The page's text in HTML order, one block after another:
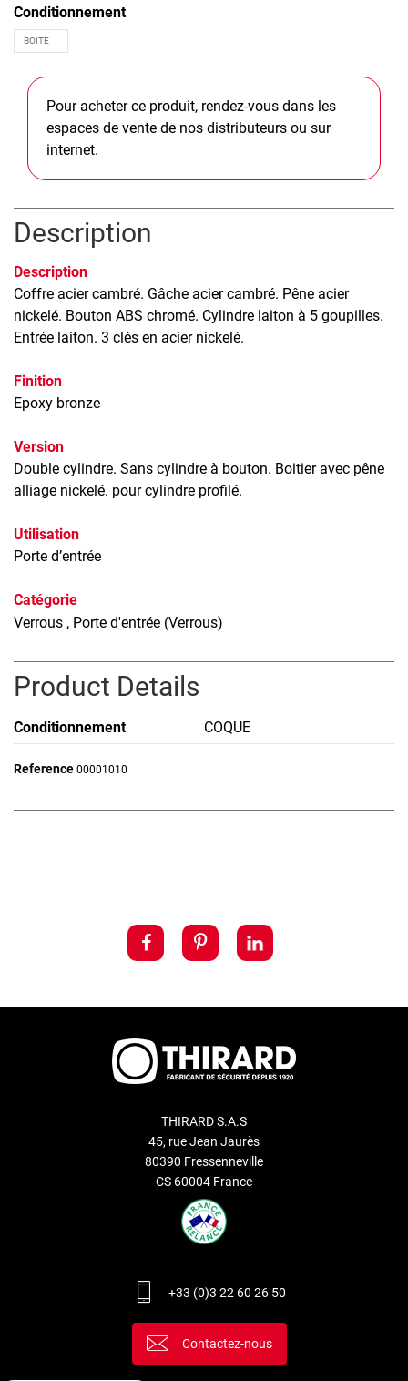
Conditionnement
Pour acheter ce produit, rendez-vous dans les
espaces de vente de nos distributeurs ou sur
internet.
Description
Description
Coffre acier cambré. Gâche acier cambré. Pêne acier
nickelé. Bouton ABS chromé. Cylindre laiton à 5 goupilles.
Entrée laiton. 3 clés en acier nickelé.
Finition
Epoxy bronze
Version
Double cylindre. Sans cylindre à bouton. Boitier avec pêne
alliage nickelé. pour cylindre profilé.
Utilisation
Porte d’entrée
Catégorie
Verrous , Porte d'entrée (Verrous)
Product Details
Conditionnement COQUE
Reference 00001010
THIRARD S.A.S
45, rue Jean Jaurès
80390 Fressenneville
CS 60004 France
+33 (0)3 22 60 26 50
Contactez-nous